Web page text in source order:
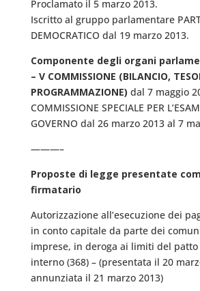
Proclamato il 5 marzo 2013.
Iscritto al gruppo parlamentare
DEMOCRATICO dal 19 marzo 2013.
Componente degli organi
– V COMMISSIONE (BILANCIO,
PROGRAMMAZIONE) dal 7 maggio
COMMISSIONE SPECIALE PER
GOVERNO dal 26 marzo 2013 al 7
———–
Proposte di legge presentate
firmatario
Autorizzazione all’esecuzione dei
in conto capitale da parte dei
imprese, in deroga ai limiti del
interno (368) – (presentata il 20
annunziata il 21 marzo 2013)